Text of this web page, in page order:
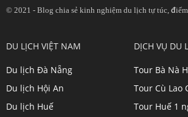
© 2021 - Blog chia sẻ kinh nghiệm du lịch tự túc,
profile
on
Twitter
profile
on
LinkedIn
profile
on
YouTube
profile
on
Google+
DU LỊCH VIỆT NAM
Du lịch Đà Nẵng
Du lịch Hội An
Du lịch Huế
DỊCH VỤ DU
Tour Bà Nà
Tour Cù Lao
Tour Huế 1